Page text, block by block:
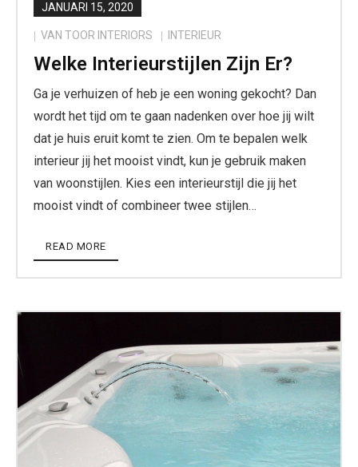
JANUARI 15, 2020
VAN TOOR INTERIORS INTERIEUR
Welke Interieurstijlen Zijn Er?
Ga je verhuizen of heb je een woning gekocht? Dan
wordt het tijd om te gaan nadenken over hoe jij wilt
dat je huis eruit komt te zien. Om te bepalen welk
interieur jij het mooist vindt, kun je gebruik maken
van woonstijlen. Kies een interieurstijl die jij het
mooist vindt of combineer twee stijlen…
READ MORE